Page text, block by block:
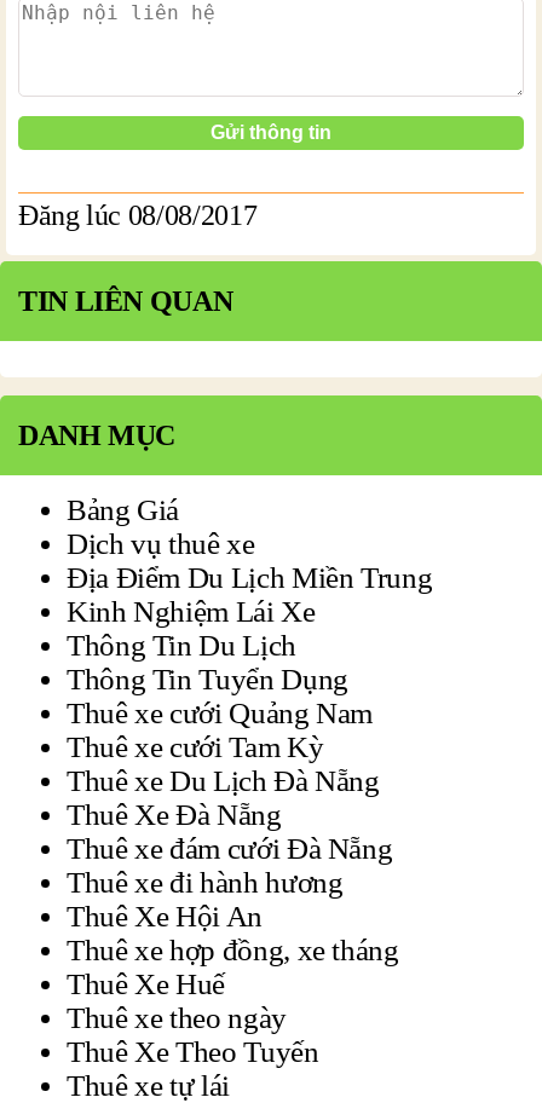
Đăng lúc 08/08/2017
TIN LIÊN QUAN
DANH MỤC
Bảng Giá
Dịch vụ thuê xe
Địa Điểm Du Lịch Miền Trung
Kinh Nghiệm Lái Xe
Thông Tin Du Lịch
Thông Tin Tuyển Dụng
Thuê xe cưới Quảng Nam
Thuê xe cưới Tam Kỳ
Thuê xe Du Lịch Đà Nẵng
Thuê Xe Đà Nẵng
Thuê xe đám cưới Đà Nẵng
Thuê xe đi hành hương
Thuê Xe Hội An
Thuê xe hợp đồng, xe tháng
Thuê Xe Huế
Thuê xe theo ngày
Thuê Xe Theo Tuyến
Thuê xe tự lái